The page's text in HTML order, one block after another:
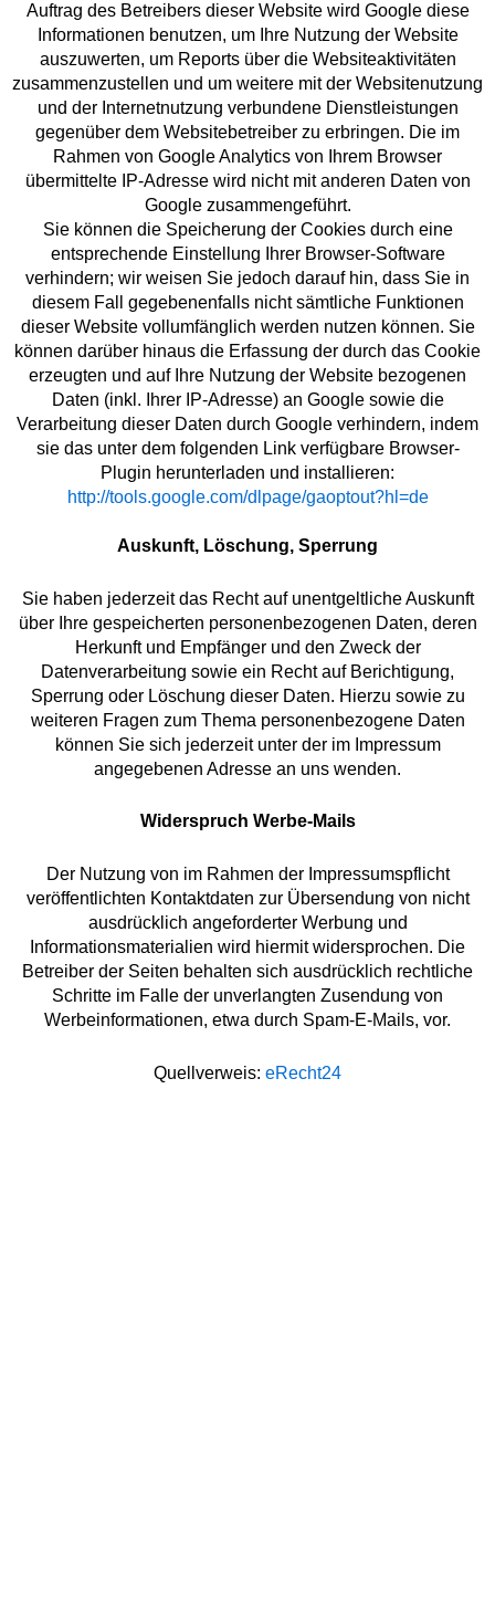
Auftrag des Betreibers dieser Website wird Google diese
Informationen benutzen, um Ihre Nutzung der Website
auszuwerten, um Reports über die Websiteaktivitäten
zusammenzustellen und um weitere mit der Websitenutzung
und der Internetnutzung verbundene Dienstleistungen
gegenüber dem Websitebetreiber zu erbringen. Die im
Rahmen von Google Analytics von Ihrem Browser
übermittelte IP-Adresse wird nicht mit anderen Daten von
Google zusammengeführt.
Sie können die Speicherung der Cookies durch eine
entsprechende Einstellung Ihrer Browser-Software
verhindern; wir weisen Sie jedoch darauf hin, dass Sie in
diesem Fall gegebenenfalls nicht sämtliche Funktionen
dieser Website vollumfänglich werden nutzen können. Sie
können darüber hinaus die Erfassung der durch das Cookie
erzeugten und auf Ihre Nutzung der Website bezogenen
Daten (inkl. Ihrer IP-Adresse) an Google sowie die
Verarbeitung dieser Daten durch Google verhindern, indem
sie das unter dem folgenden Link verfügbare Browser-
Plugin herunterladen und installieren:
http://tools.google.com/dlpage/gaoptout?hl=de
Auskunft, Löschung, Sperrung
Sie haben jederzeit das Recht auf unentgeltliche Auskunft
über Ihre gespeicherten personenbezogenen Daten, deren
Herkunft und Empfänger und den Zweck der
Datenverarbeitung sowie ein Recht auf Berichtigung,
Sperrung oder Löschung dieser Daten. Hierzu sowie zu
weiteren Fragen zum Thema personenbezogene Daten
können Sie sich jederzeit unter der im Impressum
angegebenen Adresse an uns wenden.
Widerspruch Werbe-Mails
Der Nutzung von im Rahmen der Impressumspflicht
veröffentlichten Kontaktdaten zur Übersendung von nicht
ausdrücklich angeforderter Werbung und
Informationsmaterialien wird hiermit widersprochen. Die
Betreiber der Seiten behalten sich ausdrücklich rechtliche
Schritte im Falle der unverlangten Zusendung von
Werbeinformationen, etwa durch Spam-E-Mails, vor.
Quellverweis: eRecht24